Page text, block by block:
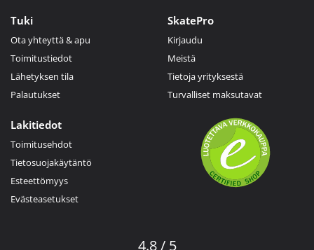
Tuki
Ota yhteyttä & apu
Toimitustiedot
Lähetyksen tila
Palautukset
SkatePro
Kirjaudu
Meistä
Tietoja yrityksestä
Turvalliset maksutavat
Lakitiedot
Toimitusehdot
Tietosuojakäytäntö
Esteettömyys
Evästeasetukset
4.8 / 5